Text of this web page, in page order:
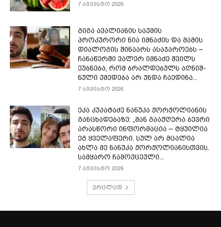
7 აგვისტო 2026
გიგა ავალიანის საქმის
პროკურორი ნია იმნაძის და მამის
დიალოგის შინაარს ასაჯაროებს –
ჩა­ნა­წერ­ში ვა­ლერ იმ­ნა­ძე შვილს
ეუბ­ნე­ბა, რომ ბრალ­დე­ბულს აღ­ნიშ­
ნუ­ლი ქმე­დე­ბა არ უნდა ჩა­ე­დი­ნა...
7 აგვისტო 2026
ეკა კუპატაძე ნანუკა ჟორჟოლიანის
განცხადებაზე: „მან გააჟღერა ბევრი
არასწორი ინფორმაცია – ტყუილია
ეგ ყველაფერი. სულ არ მცალია
ახლა მე ნანუკა ჟორჟოლიანისთვის.
სამყარო ჩამოქცეული...
7 აგვისტო 2026
ვრცლად